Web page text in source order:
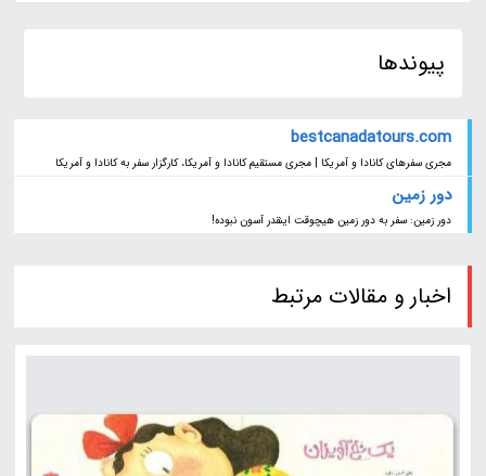
پیوندها
bestcanadatours.com
مجری سفرهای کانادا و آمریکا | مجری مستقیم کانادا و آمریکا، کارگزار سفر به کانادا و آمریکا
دور زمین
دور زمین: سفر به دور زمین هیچوقت اینقدر آسون نبوده!
اخبار و مقالات مرتبط